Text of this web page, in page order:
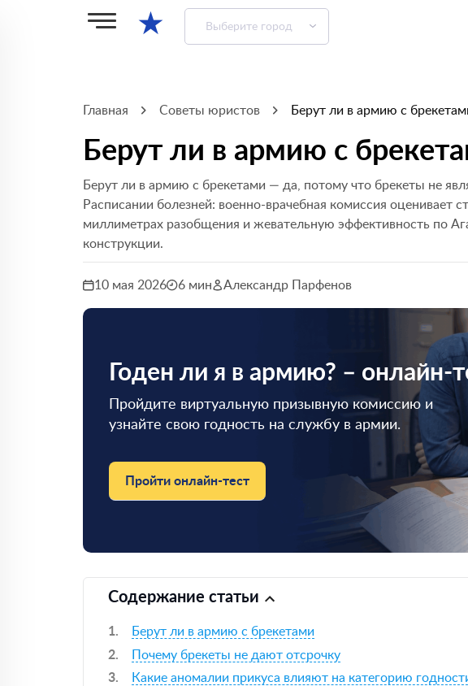
★ Выберите город
Главная Советы юристов Берут ли в армию с
Берут ли в армию с
Берут ли в армию с брекетами — да, потому что брекеты не
Расписании болезней: военно-врачебная комиссия оценивает
миллиметрах разобщения и жевательную эффективность по
конструкции.
10 мая 2026 6 мин Александр Парфенов
Годен ли я в армию? – онлайн-
Пройдите виртуальную призывную комиссию и
узнайте свою годность на службу в армии.
Пройти онлайн-тест
Содержание статьи
Берут ли в армию с брекетами
Почему брекеты не дают отсрочку
Какие аномалии прикуса влияют на категорию